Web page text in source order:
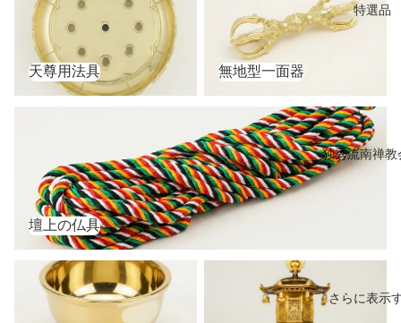
特選品
独秀流南禅教
さらに表示
天尊用法具 無地型一面器
壇上の仏具
護摩器